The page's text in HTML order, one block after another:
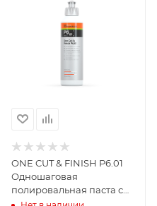
ONE CUT & FINISH P6.01
Одношаговая
полировальная паста с
защитным эффектом 250